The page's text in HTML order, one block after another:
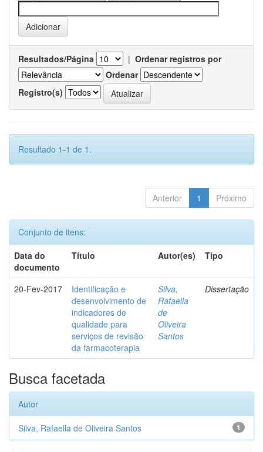
Resultados/Página | Ordenar registros por
Ordenar
Registro(s)
Resultado 1-1 de 1.
Anterior 1 Próximo
Conjunto de itens:
Data do
documento
Título Autor(es) Tipo
20-Fev-2017
Identificação e
desenvolvimento de
indicadores de
qualidade para
serviços de revisão
da farmacoterapia
Silva,
Rafaella
de
Oliveira
Santos
Dissertação
Busca facetada
Autor
1
Silva, Rafaella de Oliveira Santos